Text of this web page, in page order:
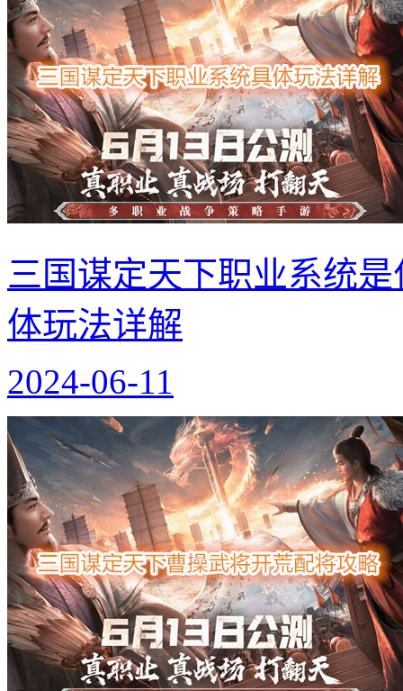
三国谋定天下职业系统
体玩法详解
2024-06-11